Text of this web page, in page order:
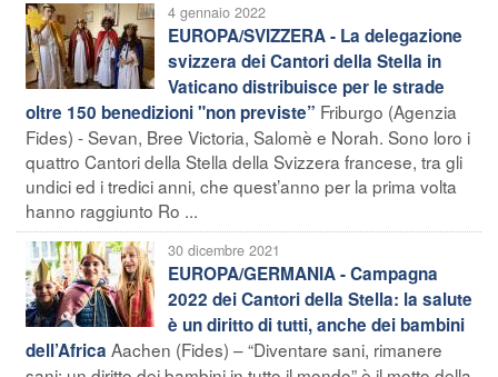
4 gennaio 2022
EUROPA/SVIZZERA - La delegazione
svizzera dei Cantori della Stella in
Vaticano distribuisce per le strade
oltre 150 benedizioni "non previste” Friburgo (Agenzia
Fides) - Sevan, Bree Victoria, Salomè e Norah. Sono loro i
quattro Cantori della Stella della Svizzera francese, tra gli
undici ed i tredici anni, che quest’anno per la prima volta
hanno raggiunto Ro ...
30 dicembre 2021
EUROPA/GERMANIA - Campagna
2022 dei Cantori della Stella: la salute
è un diritto di tutti, anche dei bambini
dell’Africa Aachen (Fides) – “Diventare sani, rimanere